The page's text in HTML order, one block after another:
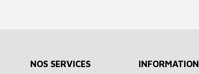
NOS SERVICES INFORMATION